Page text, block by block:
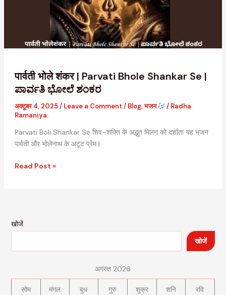
पार्वती भोले शंकर | Parvati Bhole Shankar Se |
ಪಾರ್ವತಿ ಭೋಲೆ ಶಂಕರ
अक्टूबर 4, 2025/ Leave a Comment / Blog,भजन / Radha
Ramaniya.
Parvati Boli Shankar Se शिव–शक्ति के अद्भुत मिलन को दर्शाता यह भजन
पार्वती और भोलेनाथ के अटूट प्रेम |
ಪಾರ್ವತಿ
ಶಂಕರ
Read Post »
खोजें
खोजें
अगस्त 2026
सोम मंगल बुध गुरु शुक्र शनि रवि